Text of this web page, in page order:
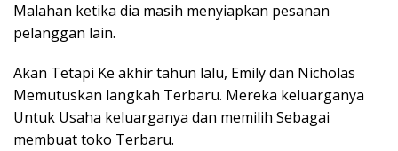
Malahan ketika dia masih menyiapkan pesanan
pelanggan lain.
Akan Tetapi Ke akhir tahun lalu, Emily dan Nicholas
Memutuskan langkah Terbaru. Mereka keluarganya
Untuk Usaha keluarganya dan memilih Sebagai
membuat toko Terbaru.